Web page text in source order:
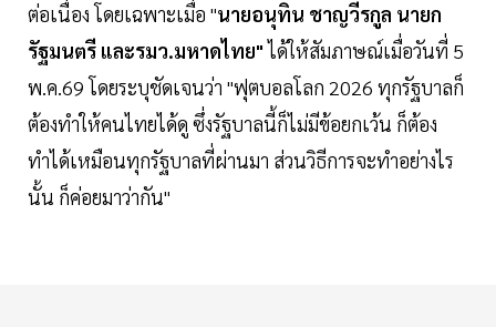
ต่อเนื่อง โดยเฉพาะเมื่อ "นายอนุทิน ชาญวีรกูล นายก
รัฐมนตรี และรมว.มหาดไทย"ได้ให้สัมภาษณ์เมื่อวันที่ 5
พ.ค.69 โดยระบุชัดเจนว่า "ฟุตบอลโลก 2026 ทุกรัฐบาลก็
ต้องทำให้คนไทยได้ดู ซึ่งรัฐบาลนี้ก็ไม่มีข้อยกเว้น ก็ต้อง
ทำได้เหมือนทุกรัฐบาลที่ผ่านมา ส่วนวิธีการจะทำอย่างไร
นั้น ก็ค่อยมาว่ากัน"